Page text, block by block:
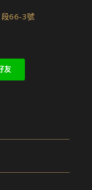
段66-3號